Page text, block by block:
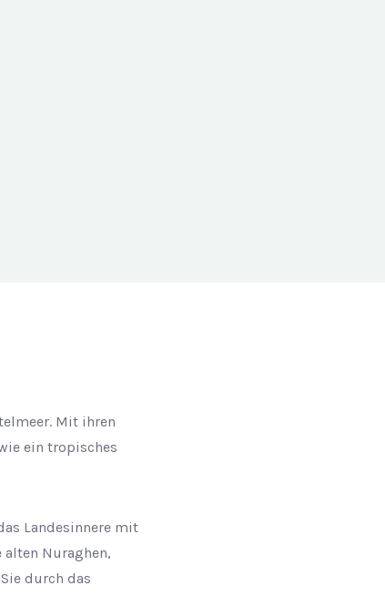
Mit ihren
ein tropisches
Landesinnere mit
Nuraghen,
durch das